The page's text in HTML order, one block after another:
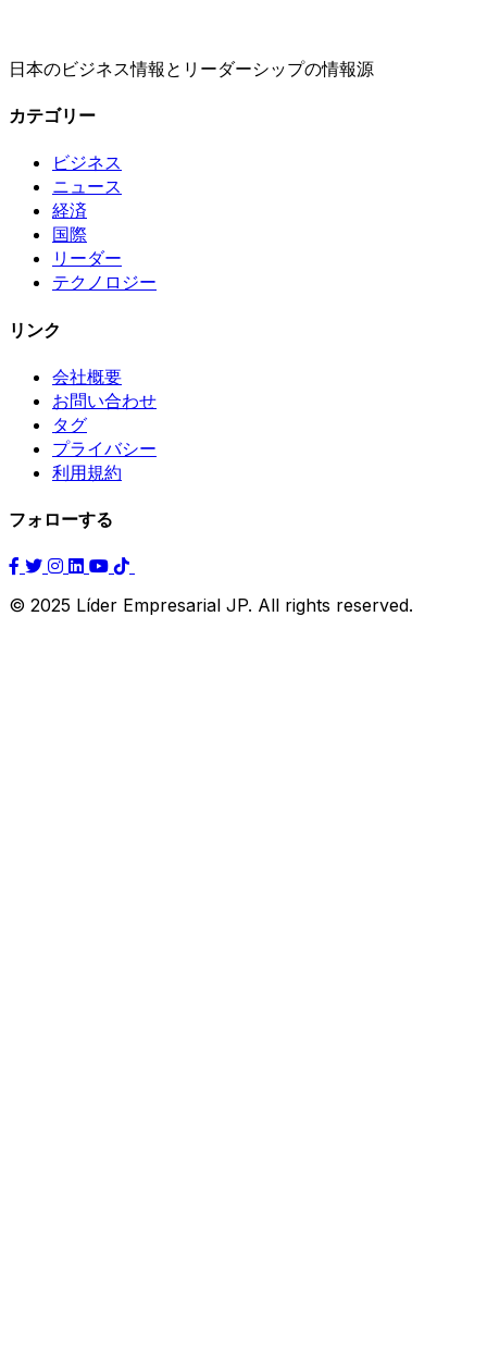
日本のビジネス情報とリーダーシップの情報源
カテゴリー
ビジネス
ニュース
経済
国際
リーダー
テクノロジー
リンク
会社概要
お問い合わせ
タグ
プライバシー
利用規約
フォローする
© 2025 Líder Empresarial JP. All rights reserved.